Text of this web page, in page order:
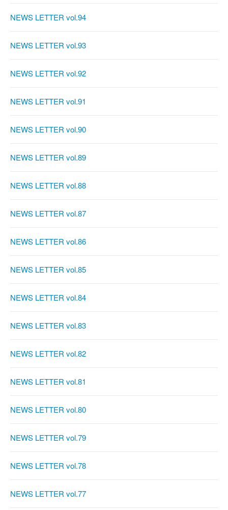
NEWS LETTER vol.94
NEWS LETTER vol.93
NEWS LETTER vol.92
NEWS LETTER vol.91
NEWS LETTER vol.90
NEWS LETTER vol.89
NEWS LETTER vol.88
NEWS LETTER vol.87
NEWS LETTER vol.86
NEWS LETTER vol.85
NEWS LETTER vol.84
NEWS LETTER vol.83
NEWS LETTER vol.82
NEWS LETTER vol.81
NEWS LETTER vol.80
NEWS LETTER vol.79
NEWS LETTER vol.78
NEWS LETTER vol.77